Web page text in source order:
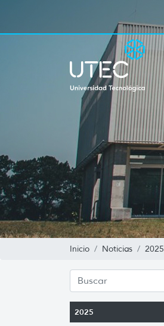
Inicio Noticias 2025
2025